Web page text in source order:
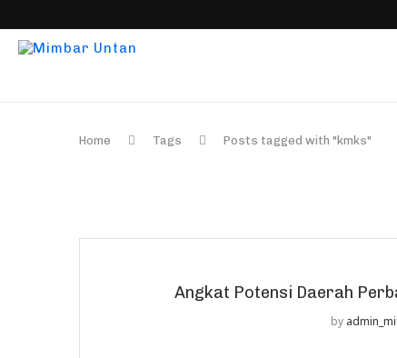
Home Tags Posts tagged with "kmks"
Angkat Potensi Daerah
by